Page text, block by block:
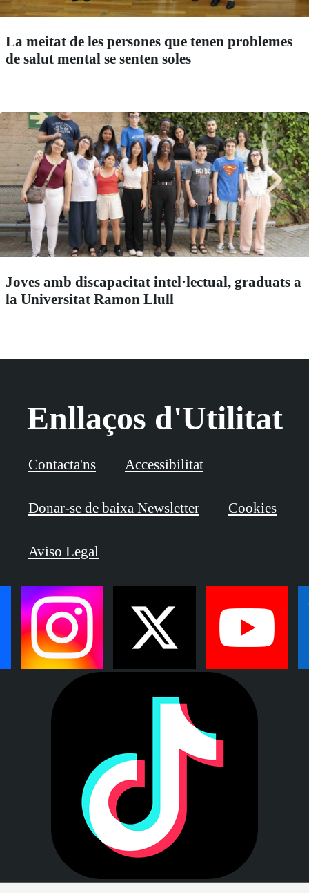
La meitat de les persones que tenen problemes
de salut mental se senten soles
Joves amb discapacitat intel·lectual, graduats a
la Universitat Ramon Llull
Enllaços d'Utilitat
Contacta'ns Accessibilitat
Donar-se de baixa Newsletter Cookies
Aviso Legal